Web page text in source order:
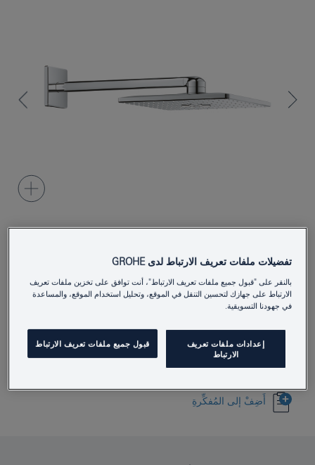
Product Number
EAN
4005176425196
Colour
Download specification
أَضِفْ إلى المُفكِّرةِ
تفضيلات ملفات تعريف الارتباط لدى GROHE
بالنقر على "قبول جميع ملفات تعريف الارتباط"، أنت توافق على تخزين ملفات تعريف
الارتباط على جهازك لتحسين التنقل في الموقع، وتحليل استخدام الموقع، والمساعدة
في جهودنا التسويقية.
إعدادات ملفات تعريف
الارتباط
قبول جميع ملفات تعريف الارتباط